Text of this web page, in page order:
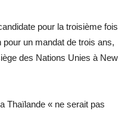
pour la troisième fois
pour un mandat de trois ans,
des Nations Unies à New
Thaïlande « ne serait pas